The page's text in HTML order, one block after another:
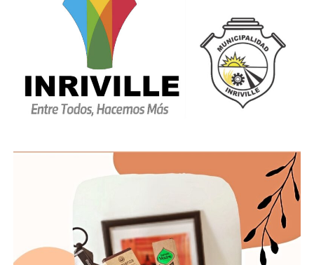
310254 casos, con 6266 registrados hoy, Ciudad de
Buenos Aires 106573 (1264) y Provincia de Santa Fe
con 14071 casos, de los cuales 1089 se registraron